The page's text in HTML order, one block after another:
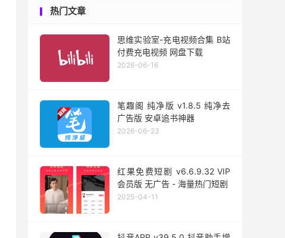
热门文章
思维实验室-充电视频合集 B站
付费充电视频 网盘下载
2026-06-16
笔趣阁 纯净版 v1.8.5 纯净去
广告版 安卓追书神器
2026-06-23
红果免费短剧 v6.6.9.32 VIP
会员版 无广告 - 海量热门短剧
2025-04-11